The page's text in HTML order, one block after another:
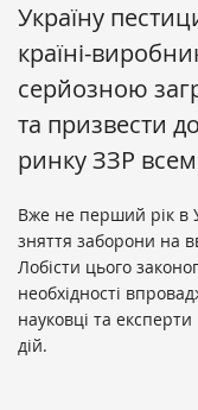
Україну
країні-
серйозною
та призвести
ринку ЗЗР
Вже не перший рік в
зняття заборони на
Лобісти цього
необхідності
науковці та
дій.